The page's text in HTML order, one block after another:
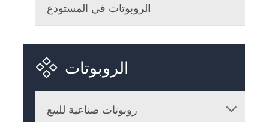
الروبوتات في المستودع
 الروبوتات
روبوتات صناعية للبيع 